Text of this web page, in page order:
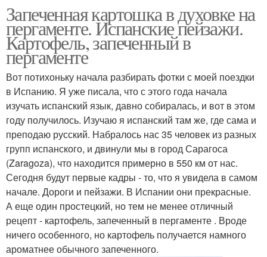
Запеченная картошка в духовке на
пергаменте. Испанские пейзажи.
Картофель, запеченный в
пергаменте
Вот потихоньку начала разбирать фотки с моей поездки
в Испанию. Я уже писала, что с этого года начала
изучать испанский язык, давно собиралась, и вот в этом
году получилось. Изучаю я испанский там же, где сама и
преподаю русский. Набралось нас 35 человек из разных
групп испанского, и двинули мы в город Сарагоса
(Zaragoza), что находится примерно в 550 км от нас.
Сегодня будут первые кадры - то, что я увидела в самом
начале. Дороги и пейзажи. В Испании они прекрасные.
А еще один простецкий, но тем не менее отличный
рецепт - картофель, запеченный в пергаменте . Вроде
ничего особенного, но картофель получается намного
ароматнее обычного запеченного.